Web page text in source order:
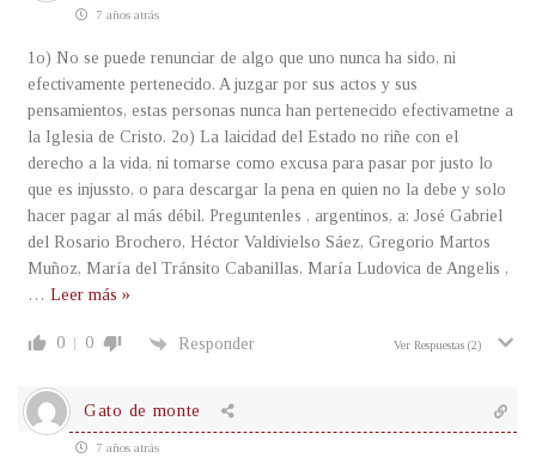
7 años atrás
1o) No se puede renunciar de algo que uno nunca ha sido, ni
efectivamente pertenecido. A juzgar por sus actos y sus
pensamientos, estas personas nunca han pertenecido efectivametne a
la Iglesia de Cristo. 2o) La laicidad del Estado no riñe con el
derecho a la vida, ni tomarse como excusa para pasar por justo lo
que es injussto, o para descargar la pena en quien no la debe y solo
hacer pagar al más débil. Preguntenles , argentinos, a: José Gabriel
del Rosario Brochero, Héctor Valdivielso Sáez, Gregorio Martos
Muñoz, María del Tránsito Cabanillas, María Ludovica de Angelis ,
… Leer más »
0 0 Responder Ver Respuestas (2)
Gato de monte
7 años atrás